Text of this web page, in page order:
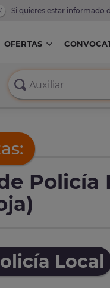
Si quieres estar informado
OFERTAS
Local